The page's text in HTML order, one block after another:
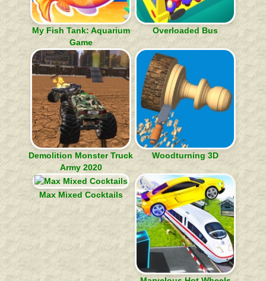
My Fish Tank: Aquarium
Game
Overloaded Bus
Demolition Monster Truck
Army 2020
Woodturning 3D
Max Mixed Cocktails